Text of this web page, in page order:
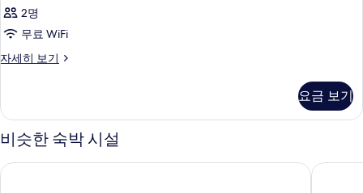
2명
무료 WiFi
자세히 보기
객
히
보
기
요금 보기
비슷한 숙박 시설
더 하이드 시티 하이 레